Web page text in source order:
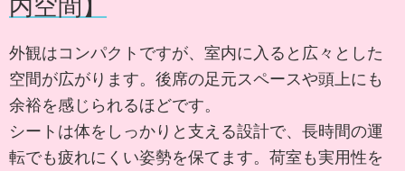
内空間】
外観はコンパクトですが、室内に入ると広々とした
空間が広がります。後席の足元スペースや頭上にも
余裕を感じられるほどです。
シートは体をしっかりと支える設計で、長時間の運
転でも疲れにくい姿勢を保てます。荷室も実用性を